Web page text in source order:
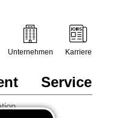
Service
Unternehmen Karriere